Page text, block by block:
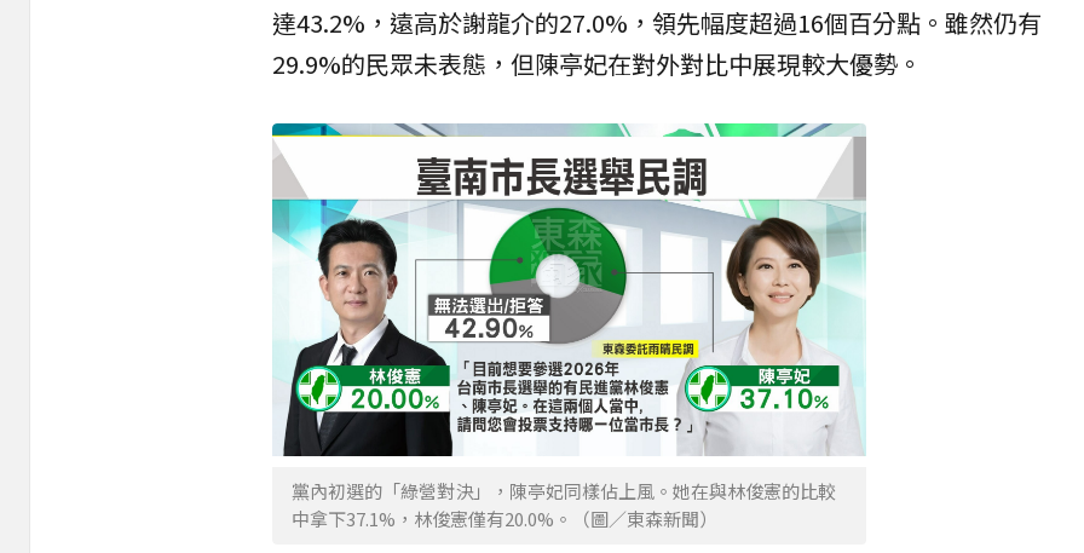
達43.2%，遠高於謝龍介的27.0%，領先幅度超過16個百分點。雖然仍有
29.9%的民眾未表態，但陳亭妃在對外對比中展現較大優勢。
黨內初選的「綠營對決」，陳亭妃同樣佔上風。她在與林俊憲的比較
中拿下37.1%，林俊憲僅有20.0%。（圖／東森新聞）